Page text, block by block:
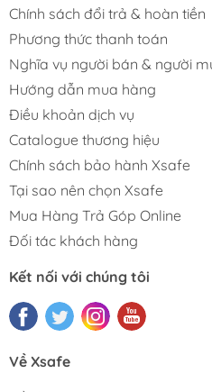
Chính sách đổi trả & hoàn tiền
Phương thức thanh toán
Nghĩa vụ người bán & người
Hướng dẫn mua hàng
Điều khoản dịch vụ
Catalogue thương hiệu
Chính sách bảo hành Xsafe
Tại sao nên chọn Xsafe
Mua Hàng Trả Góp Online
Đối tác khách hàng
Kết nối với chúng tôi
Về Xsafe